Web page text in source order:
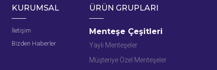
KURUMSAL
İletişim
Bizden Haberler
ÜRÜN GRUPLARI
Menteşe Çeşitleri
Yaylı Menteşeler
Müşteriye Özel Menteşeler